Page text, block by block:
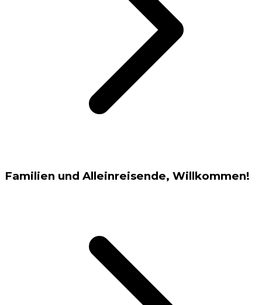
Familien und Alleinreisende, Willkommen!